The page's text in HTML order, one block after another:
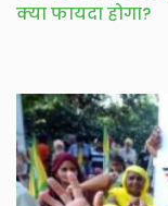
क्या फायदा होगा?